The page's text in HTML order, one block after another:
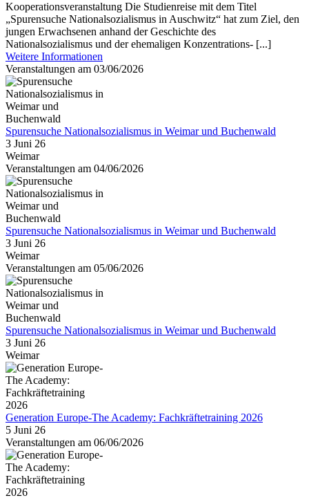
Kooperationsveranstaltung Die Studienreise mit dem Titel
„Spurensuche Nationalsozialismus in Auschwitz“ hat zum Ziel, den
jungen Erwachsenen anhand der Geschichte des
Nationalsozialismus und der ehemaligen Konzentrations- [...]
Weitere Informationen
Veranstaltungen am 03/06/2026
Spurensuche Nationalsozialismus in Weimar und Buchenwald
3 Juni 26
Weimar
Veranstaltungen am 04/06/2026
Spurensuche Nationalsozialismus in Weimar und Buchenwald
3 Juni 26
Weimar
Veranstaltungen am 05/06/2026
Spurensuche Nationalsozialismus in Weimar und Buchenwald
3 Juni 26
Weimar
Generation Europe-The Academy: Fachkräftetraining 2026
5 Juni 26
Veranstaltungen am 06/06/2026